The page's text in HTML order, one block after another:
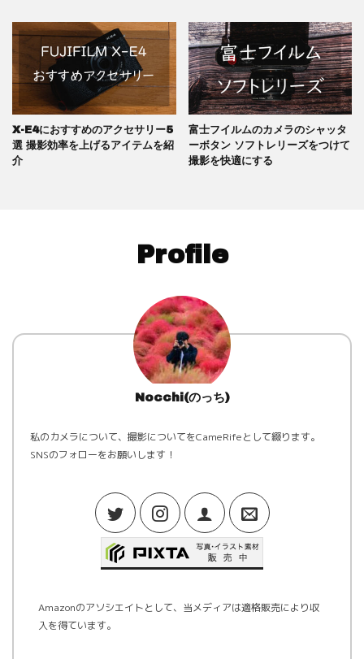
X-E4におすすめのアクセサリー5
選 撮影効率を上げるアイテムを紹
介
富士フイルムのカメラのシャッタ
ーボタン ソフトレリーズをつけて
撮影を快適にする
Profile
Nocchi(のっち)
私のカメラについて、撮影についてをCameRifeとして綴ります。
SNSのフォローをお願いします！
Amazonのアソシエイトとして、当メディアは適格販売により収
入を得ています。